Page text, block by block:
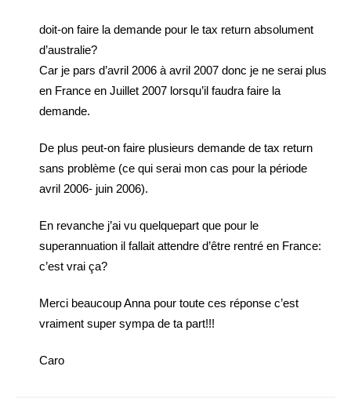
doit-on faire la demande pour le tax return absolument
d’australie?
Car je pars d’avril 2006 à avril 2007 donc je ne serai plus
en France en Juillet 2007 lorsqu’il faudra faire la
demande.
De plus peut-on faire plusieurs demande de tax return
sans problème (ce qui serai mon cas pour la période
avril 2006- juin 2006).
En revanche j’ai vu quelquepart que pour le
superannuation il fallait attendre d’être rentré en France:
c’est vrai ça?
Merci beaucoup Anna pour toute ces réponse c’est
vraiment super sympa de ta part!!!
Caro